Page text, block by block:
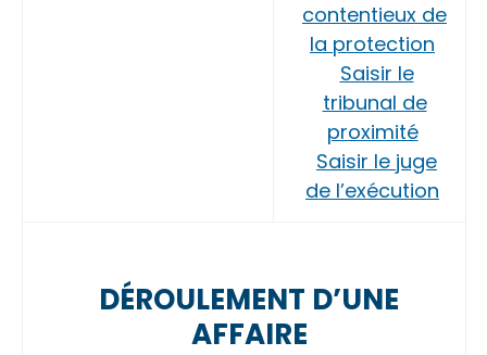
contentieux de
la protection
Saisir le
tribunal de
proximité
Saisir le juge
de l’exécution
DÉROULEMENT D’UNE
AFFAIRE